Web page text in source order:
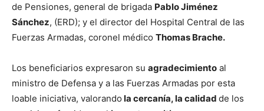
de Pensiones, general de brigada Pablo Jiménez
Sánchez, (ERD); y el director del Hospital Central de las
Fuerzas Armadas, coronel médico Thomas Brache.
Los beneficiarios expresaron su agradecimiento al
ministro de Defensa y a las Fuerzas Armadas por esta
loable iniciativa, valorando la cercanía, la calidad de los